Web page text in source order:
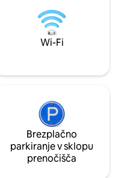
Wi-Fi
Brezplačno
parkiranje v sklopu
prenočišča